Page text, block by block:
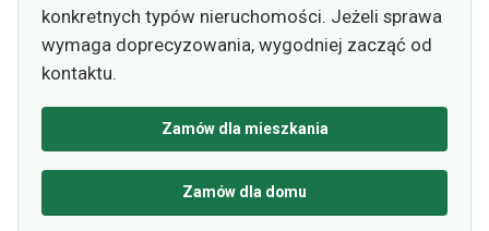
konkretnych typów nieruchomości. Jeżeli sprawa
wymaga doprecyzowania, wygodniej zacząć od
kontaktu.
Zamów dla mieszkania
Zamów dla domu